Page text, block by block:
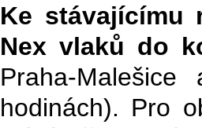
Ke stávajícímu
Nex vlaků do
Praha-
hodinách). Pro